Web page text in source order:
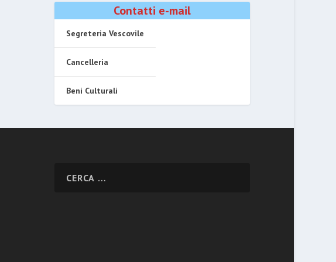
Contatti e-mail
Segreteria Vescovile
Cancelleria
Beni Culturali